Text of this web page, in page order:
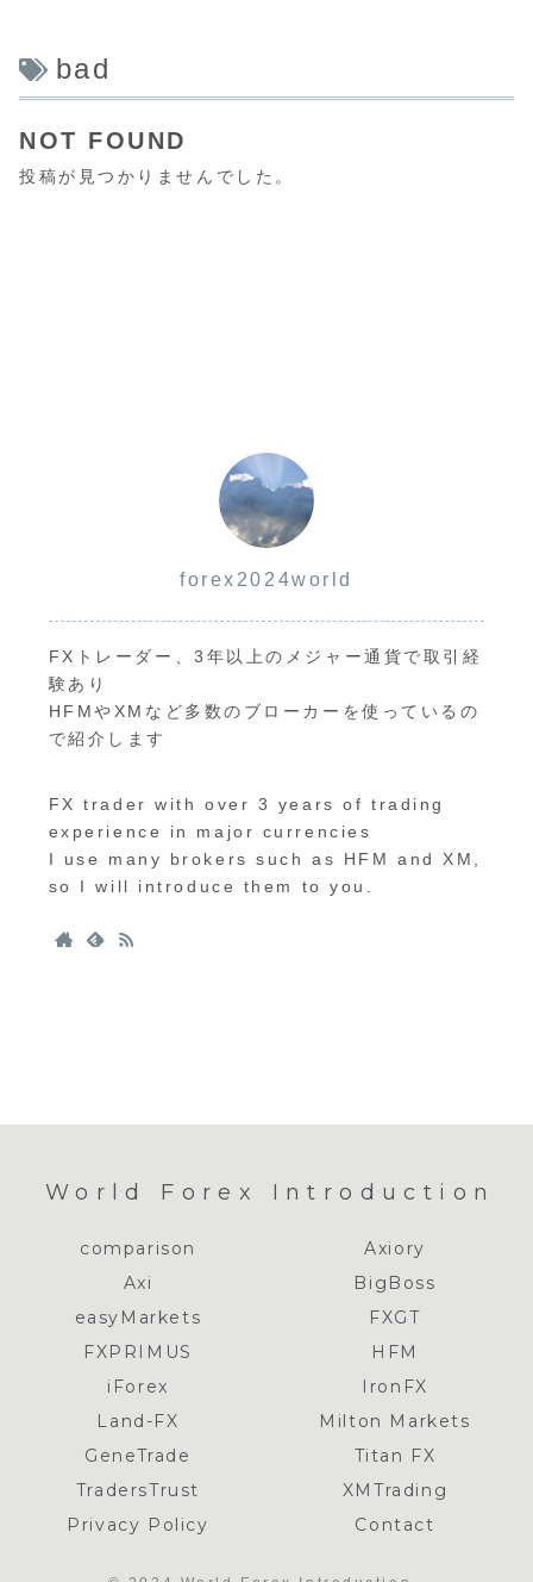
bad
NOT FOUND
投稿が見つかりませんでした。
forex2024world
FXトレーダー、3年以上のメジャー通貨で取引経
験あり
HFMやXMなど多数のブローカーを使っているの
で紹介します
FX trader with over 3 years of trading
experience in major currencies
I use many brokers such as HFM and XM,
so I will introduce them to you.
World Forex Introduction
comparison
Axiory
Axi
BigBoss
easyMarkets
FXGT
FXPRIMUS
HFM
iForex
IronFX
Land-FX
Milton Markets
GeneTrade
Titan FX
TradersTrust
XMTrading
Privacy Policy
Contact